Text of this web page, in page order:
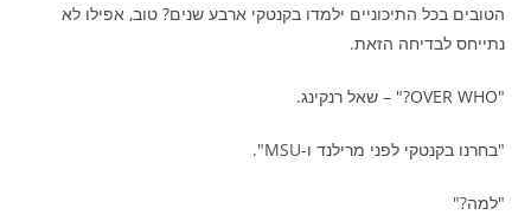
הטובים בכל התיכוניים ילמדו בקנטקי ארבע שנים? טוב, אפילו לא
נתייחס לבדיחה הזאת.
"OVER WHO?" – שאל רנקינג.
"בחרנו בקנטקי לפני מרילנד ו-MSU".
"למה?"